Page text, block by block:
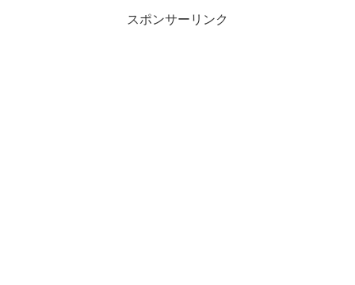
スポンサーリンク